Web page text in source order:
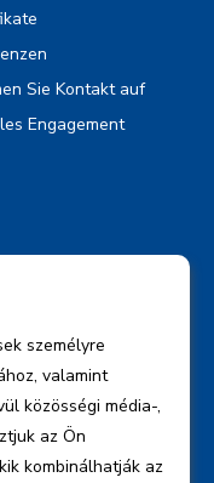
Sie Kontakt auf
Engagement
személyre
valamint
közösségi média-,
az Ön
kombinálhatják az